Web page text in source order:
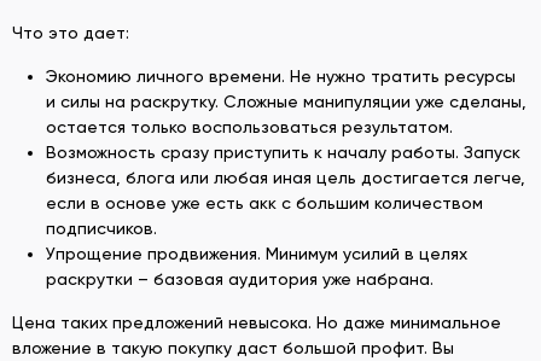
Что это дает:
Экономию личного времени. Не нужно тратить ресурсы
и силы на раскрутку. Сложные манипуляции уже сделаны,
остается только воспользоваться результатом.
Возможность сразу приступить к началу работы. Запуск
бизнеса, блога или любая иная цель достигается легче,
если в основе уже есть акк с большим количеством
подписчиков.
Упрощение продвижения. Минимум усилий в целях
раскрутки – базовая аудитория уже набрана.
Цена таких предложений невысока. Но даже минимальное
вложение в такую покупку даст большой профит. Вы